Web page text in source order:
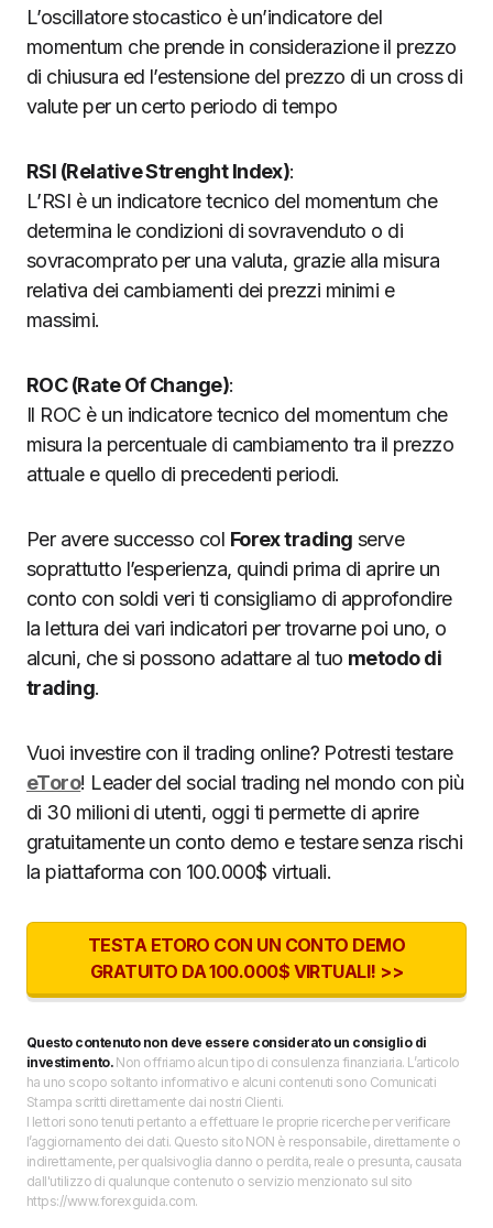
L’oscillatore stocastico è un’indicatore del
momentum che prende in considerazione il prezzo
di chiusura ed l’estensione del prezzo di un cross di
valute per un certo periodo di tempo
RSI (Relative Strenght Index):
L’RSI è un indicatore tecnico del momentum che
determina le condizioni di sovravenduto o di
sovracomprato per una valuta, grazie alla misura
relativa dei cambiamenti dei prezzi minimi e
massimi.
ROC (Rate Of Change):
Il ROC è un indicatore tecnico del momentum che
misura la percentuale di cambiamento tra il prezzo
attuale e quello di precedenti periodi.
Per avere successo col Forex trading serve
soprattutto l’esperienza, quindi prima di aprire un
conto con soldi veri ti consigliamo di approfondire
la lettura dei vari indicatori per trovarne poi uno, o
alcuni, che si possono adattare al tuo metodo di
trading.
Vuoi investire con il trading online? Potresti testare
eToro! Leader del social trading nel mondo con più
di 30 milioni di utenti, oggi ti permette di aprire
gratuitamente un conto demo e testare senza rischi
la piattaforma con 100.000$ virtuali.
TESTA ETORO CON UN CONTO DEMO
GRATUITO DA 100.000$ VIRTUALI! >>
Questo contenuto non deve essere considerato un consiglio di
investimento.Non offriamo alcun tipo di consulenza finanziaria. L’articolo
ha uno scopo soltanto informativo e alcuni contenuti sono Comunicati
Stampa scritti direttamente dai nostri Clienti.
I lettori sono tenuti pertanto a effettuare le proprie ricerche per verificare
l’aggiornamento dei dati. Questo sito NON è responsabile, direttamente o
indirettamente, per qualsivoglia danno o perdita, reale o presunta, causata
dall'utilizzo di qualunque contenuto o servizio menzionato sul sito
https://www.forexguida.com.